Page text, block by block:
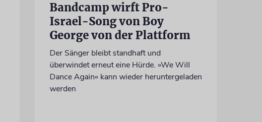
Bandcamp wirft Pro-
Israel-Song von Boy
George von der Plattform
Der Sänger bleibt standhaft und
überwindet erneut eine Hürde. »We Will
Dance Again« kann wieder heruntergeladen
werden